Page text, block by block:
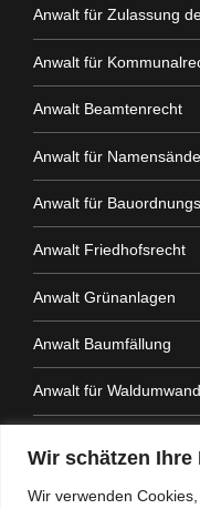
Wir schätzen Ihre
Wir verwenden
Anwalt für Zulassung
Anwalt für
Anwalt Beamtenrecht
Anwalt für
Anwalt für
Anwalt Friedhofsrecht
Anwalt Grünanlagen
Anwalt Baumfällung
Anwalt für